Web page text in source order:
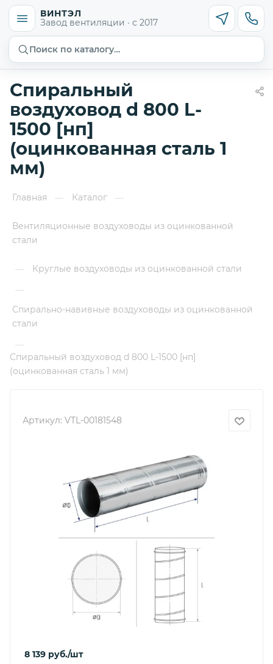
ВИНТЭЛ
Завод вентиляции · с 2017
Поиск по каталогу…
Спиральный
воздуховод d 800 L-
1500 [нп]
(оцинкованная сталь 1
мм)
Главная — Каталог —
Вентиляционные воздуховоды из оцинкованной
стали
—
Круглые воздуховоды из оцинкованной стали
—
Спирально-навивные воздуховоды из оцинкованной
стали
—
Спиральный воздуховод d 800 L-1500 [нп]
(оцинкованная сталь 1 мм)
Артикул: VTL-00181548
8 139 руб./шт